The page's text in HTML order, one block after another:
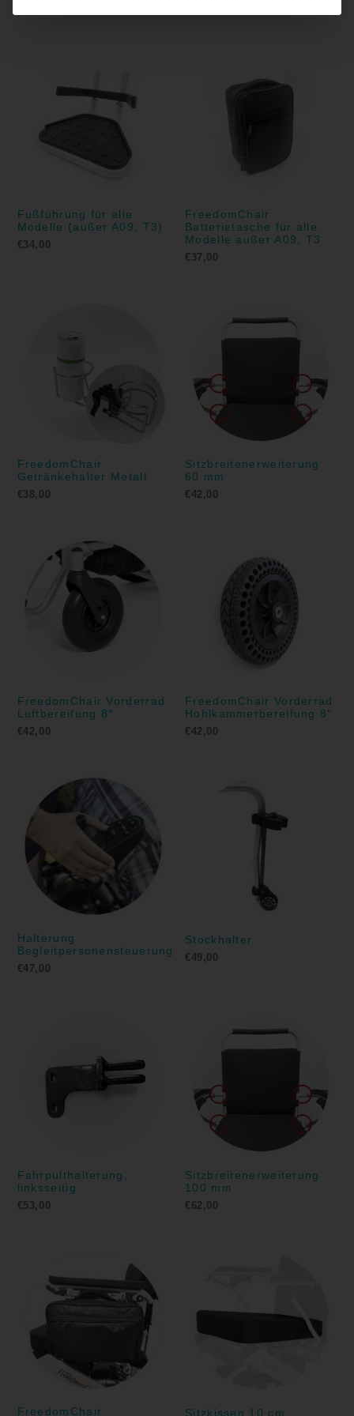
Fußführung für alle
Modelle (außer A09, T3)
€34,00
FreedomChair
Batterietasche für alle
Modelle außer A09, T3
€ 37,00
FreedomChair
Getränkehalter Metall
€38,00
Sitzbreitenerweiterung
60 mm
€42,00
FreedomChair Vorderrad
Luftbereifung 8″
€42,00
FreedomChair Vorderrad
Hohlkammerbereifung 8″
€42,00
Halterung
Begleitpersonensteuerung
€47,00
Stockhalter
€49,00
Fahrpulthalterung,
linksseitig
€53,00
Sitzbreitenerweiterung
100 mm
€ 62,00
FreedomChair Sitzkissen 10 cm